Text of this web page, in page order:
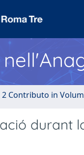
2 Contributo in
durant